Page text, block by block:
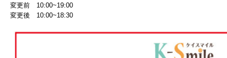
変更前 10:00~19:00
変更後 10:00~18:30